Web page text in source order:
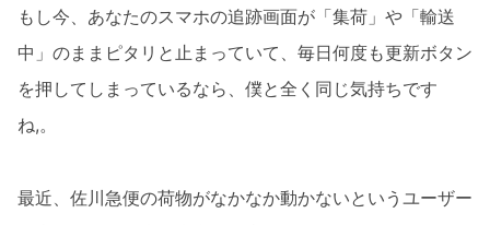
もし今、あなたのスマホの追跡画面が「集荷」や「輸送
中」のままピタリと止まっていて、毎日何度も更新ボタン
を押してしまっているなら、僕と全く同じ気持ちです
ね,。
最近、佐川急便の荷物がなかなか動かないというユーザー